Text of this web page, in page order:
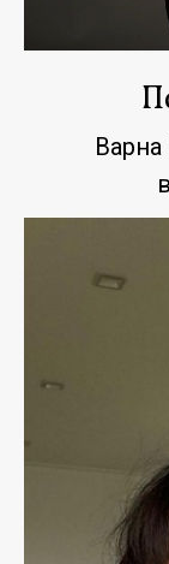
Варна